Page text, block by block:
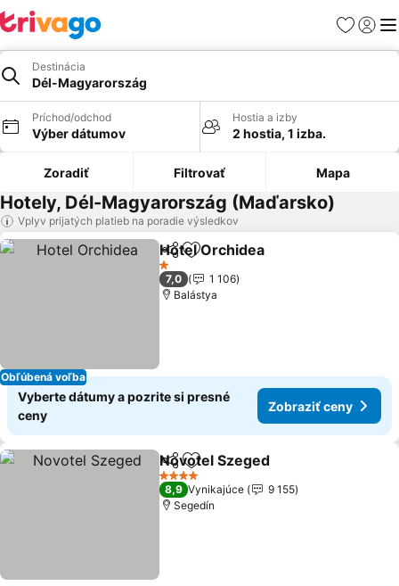
Obľúbené
Destinácia
Dél-Magyarország
Príchod/odchod
Výber dátumov
Hostia a izby
2 hostia, 1 izba.
Zoradiť Filtrovať Mapa
Hotely, Dél-Magyarország (Maďarsko)
Vplyv prijatých platieb na poradie výsledkov
Obľúbená voľba
ZdieľaťPridať do obľúbených
Hotel Orchidea
1 Počet hviezdičiek
7,0
1 106
Balástya
Vyberte dátumy a pozrite si presné
ceny
Zobraziť ceny
ZdieľaťPridať do obľúbených
Novotel Szeged
4 Počet hviezdičiek
8,9 Vynikajúce
9 155
Segedín